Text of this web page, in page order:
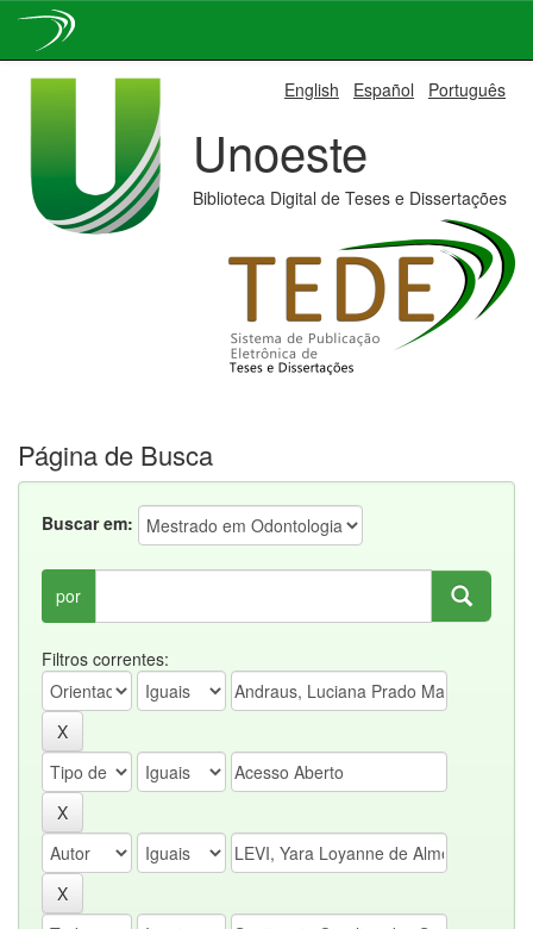
English Español Português
Unoeste
Biblioteca Digital de Teses e Dissertações
Página de Busca
Buscar em:
por
Filtros correntes: